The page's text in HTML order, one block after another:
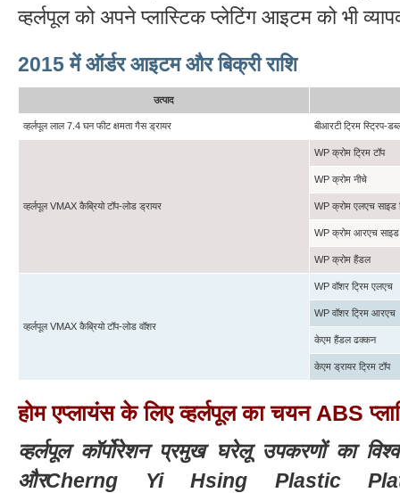
व्हर्लपूल को अपने प्लास्टिक प्लेटिंग आइटम को भी
2015 में ऑर्डर आइटम और बिक्री राशि
उत्पाद
व्हर्लपूल लाल 7.4 घन फीट क्षमता गैस ड्रायर बीआरटी ट्रिम स्ट्रिप-
व्हर्लपूल VMAX कैब्रियो टॉप-लोड ड्रायर
WP क्रोम ट्रिम टॉप
WP क्रोम नीचे
WP क्रोम एलएच साइड
WP क्रोम आरएच साइड
WP क्रोम हैंडल
व्हर्लपूल VMAX कैब्रियो टॉप-लोड वॉशर
WP वॉशर ट्रिम एलएच
WP वॉशर ट्रिम आरएच
केएम हैंडल ढक्कन
केएम ड्रायर ट्रिम टॉप
होम एप्लायंस के लिए व्हर्लपूल का चयन ABS
व्हर्लपूल कॉर्पोरेशन प्रमुख घरेलू उपकरणों का
औरCherng Yi Hsing Plastic